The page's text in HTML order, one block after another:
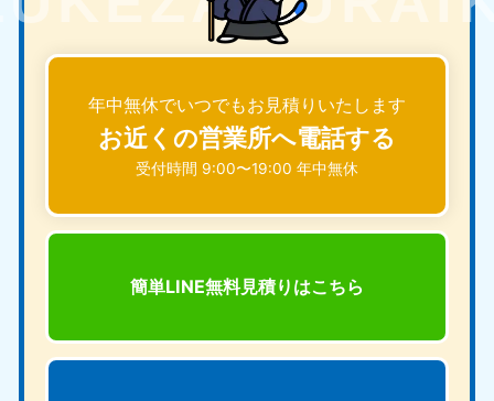
年中無休でいつでもお見積りいたします
お近くの営業所へ電話する
受付時間 9:00〜19:00 年中無休
簡単LINE無料見積りはこちら